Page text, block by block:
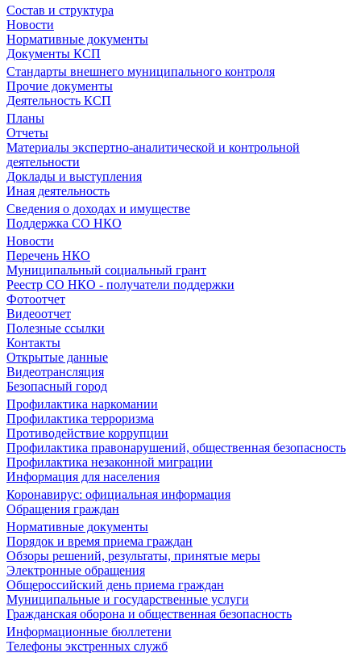
Состав и структура
Новости
Нормативные документы
Документы КСП
Стандарты внешнего муниципального контроля
Прочие документы
Деятельность КСП
Планы
Отчеты
Материалы экспертно-аналитической и контрольной
деятельности
Доклады и выступления
Иная деятельность
Сведения о доходах и имуществе
Поддержка СО НКО
Новости
Перечень НКО
Муниципальный социальный грант
Реестр СО НКО - получатели поддержки
Фотоотчет
Видеоотчет
Полезные ссылки
Контакты
Открытые данные
Видеотрансляция
Безопасный город
Профилактика наркомании
Профилактика терроризма
Противодействие коррупции
Профилактика правонарушений, общественная безопасность
Профилактика незаконной миграции
Информация для населения
Коронавирус: официальная информация
Обращения граждан
Нормативные документы
Порядок и время приема граждан
Обзоры решений, результаты, принятые меры
Электронные обращения
Общероссийский день приема граждан
Муниципальные и государственные услуги
Гражданская оборона и общественная безопасность
Информационные бюллетени
Телефоны экстренных служб